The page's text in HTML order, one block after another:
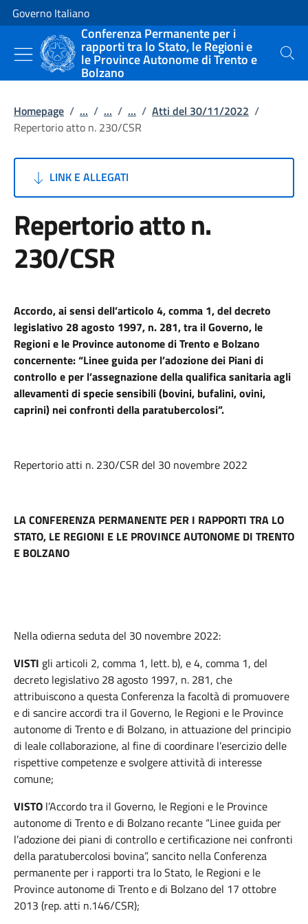
Vai al contenuto
Vai alla navigazione del sito
Governo Italiano
Conferenza Permanente per i
rapporti tra lo Stato, le Regioni e
le Province Autonome di Trento e
Bolzano
Cerca
Homepage / ... / ... / ... / Atti del 30/11/2022 /
Repertorio atto n. 230/CSR
LINK E ALLEGATI
Repertorio atto n.
230/CSR
Accordo, ai sensi dell’articolo 4, comma 1, del decreto
legislativo 28 agosto 1997, n. 281, tra il Governo, le
Regioni e le Province autonome di Trento e Bolzano
concernente: “Linee guida per l’adozione dei Piani di
controllo e per l’assegnazione della qualifica sanitaria agli
allevamenti di specie sensibili (bovini, bufalini, ovini,
caprini) nei confronti della paratubercolosi”.
Repertorio atti n. 230/CSR del 30 novembre 2022
LA CONFERENZA PERMANENTE PER I RAPPORTI TRA LO
STATO, LE REGIONI E LE PROVINCE AUTONOME DI TRENTO
E BOLZANO
Nella odierna seduta del 30 novembre 2022:
VISTI gli articoli 2, comma 1, lett. b), e 4, comma 1, del
decreto legislativo 28 agosto 1997, n. 281, che
attribuiscono a questa Conferenza la facoltà di promuovere
e di sancire accordi tra il Governo, le Regioni e le Province
autonome di Trento e di Bolzano, in attuazione del principio
di leale collaborazione, al fine di coordinare l’esercizio delle
rispettive competenze e svolgere attività di interesse
comune;
VISTO l’Accordo tra il Governo, le Regioni e le Province
autonome di Trento e di Bolzano recante “Linee guida per
l’adozione dei piani di controllo e certificazione nei confronti
della paratubercolosi bovina”, sancito nella Conferenza
permanente per i rapporti tra lo Stato, le Regioni e le
Province autonome di Trento e di Bolzano del 17 ottobre
2013 (rep. atti n.146/CSR);